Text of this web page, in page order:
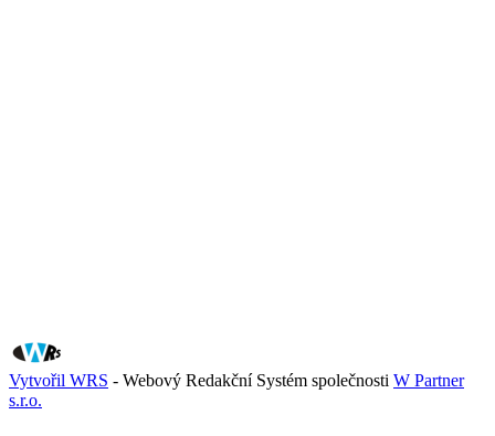
Vytvořil WRS - Webový Redakční Systém společnosti W Partner
s.r.o.